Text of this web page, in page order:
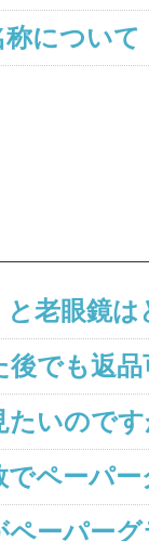
について
老眼鏡は
でも返品
いので
ペーパ
ーパー